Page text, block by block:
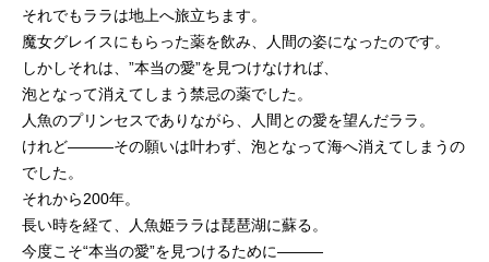
それでもララは地上へ旅立ちます。
魔女グレイスにもらった薬を飲み、人間の姿になったのです。
しかしそれは、”本当の愛”を見つけなければ、
泡となって消えてしまう禁忌の薬でした。
人魚のプリンセスでありながら、人間との愛を望んだララ。
けれど———その願いは叶わず、泡となって海へ消えてしまうの
でした。
それから200年。
長い時を経て、人魚姫ララは琵琶湖に蘇る。
今度こそ“本当の愛”を見つけるために———